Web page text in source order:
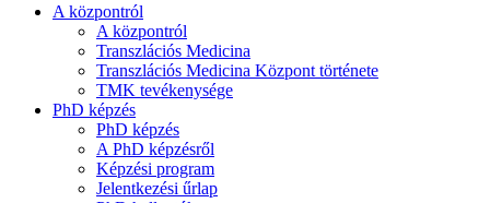
A központról
A központról
Transzlációs Medicina
Transzlációs Medicina Központ története
TMK tevékenysége
PhD képzés
PhD képzés
A PhD képzésről
Képzési program
Jelentkezési űrlap